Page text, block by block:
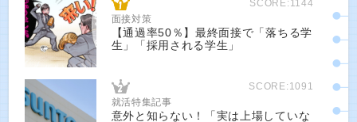
SCORE:1144
面接対策
【通過率50％】最終面接で「落ちる学
生」「採用される学生」
SCORE:1091
就活特集記事
意外と知らない！「実は上場していな